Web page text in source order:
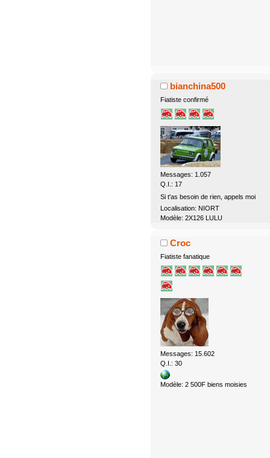
bianchina500
Fiatiste confirmé
Messages: 1.057
Q.I.: 17
Si t'as besoin de rien, appels moi
Localisation: NIORT
Modèle: 2X126 LULU
Croc
Fiatiste fanatique
Messages: 15.602
Q.I.: 30
Modèle: 2 500F biens moisies